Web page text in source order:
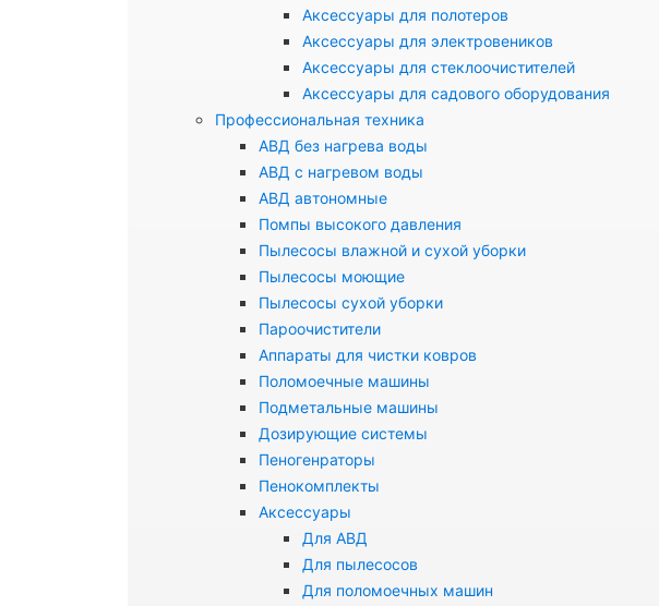
Аксессуары для полотеров
Аксессуары для электровеников
Аксессуары для стеклоочистителей
Аксессуары для садового оборудования
Профессиональная техника
АВД без нагрева воды
АВД с нагревом воды
АВД автономные
Помпы высокого давления
Пылесосы влажной и сухой уборки
Пылесосы моющие
Пылесосы сухой уборки
Пароочистители
Аппараты для чистки ковров
Поломоечные машины
Подметальные машины
Дозирующие системы
Пеногенраторы
Пенокомплекты
Аксессуары
Для АВД
Для пылесосов
Для поломоечных машин